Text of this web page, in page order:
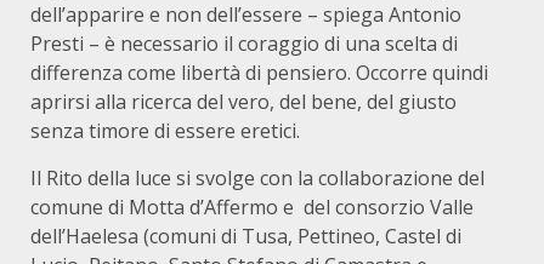
dell’apparire e non dell’essere – spiega Antonio
Presti – è necessario il coraggio di una scelta di
differenza come libertà di pensiero. Occorre quindi
aprirsi alla ricerca del vero, del bene, del giusto
senza timore di essere eretici.
Il Rito della luce si svolge con la collaborazione del
comune di Motta d’Affermo e del consorzio Valle
dell’Haelesa (comuni di Tusa, Pettineo, Castel di